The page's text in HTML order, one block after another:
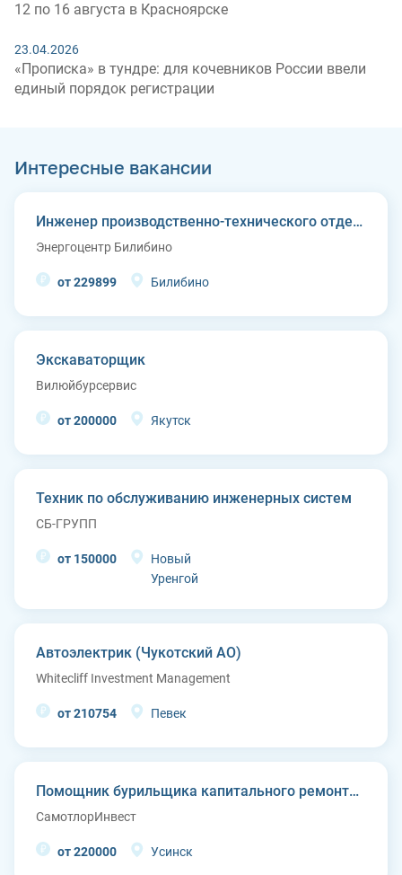
12 по 16 августа в Красноярске
23.04.2026
«Прописка» в тундре: для кочевников России ввели
единый порядок регистрации
Интересные вакансии
Инженер производственно-технического отдела
Энергоцентр Билибино
от 229899 Билибино
Экскаваторщик
Вилюйбурсервис
от 200000 Якутск
Техник по обслуживанию инженерных систем
СБ-ГРУПП
от 150000
Новый
Уренгой
Автоэлектрик (Чукотский АО)
Whitecliff Investment Management
от 210754 Певек
Помощник бурильщика капитального ремонта скважин (КРС)
СамотлорИнвест
от 220000 Усинск